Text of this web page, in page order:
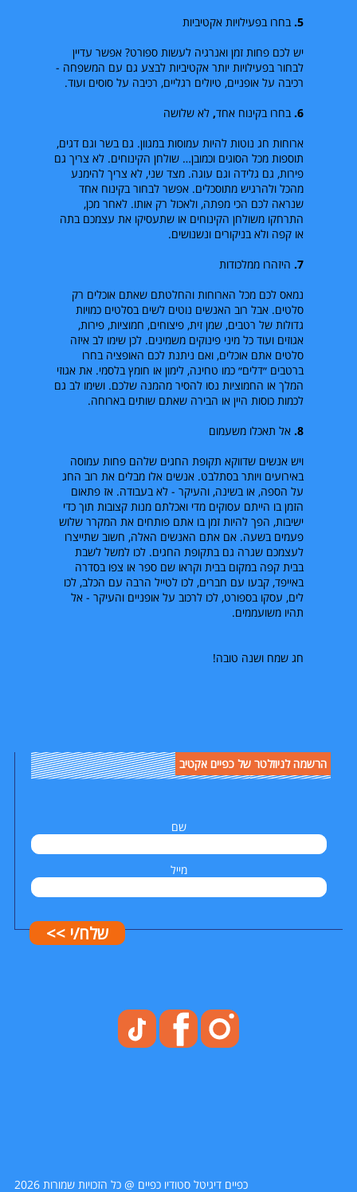
5. בחרו בפעילויות אקטיביות
יש לכם פחות זמן ואנרגיה לעשות ספורט? אפשר עדיין
לבחור בפעילויות יותר אקטיביות לבצע גם עם המשפחה -
רכיבה על אופניים, טיולים רגליים, רכיבה על סוסים ועוד.
6. בחרו בקינוח אחד,לא שלושה
ארוחות חג נוטות להיות עמוסות במגוון. גם בשר וגם דגים,
תוספות מכל הסוגים וכמובן… שולחן הקינוחים. לא צריך גם
פירות, גם גלידה וגם עוגה. מצד שני, לא צריך להימנע
מהכל ולהרגיש מתוסכלים. אפשר לבחור בקינוח אחד
שנראה לכם הכי מפתה, ולאכול רק אותו. לאחר מכן,
התרחקו משולחן הקינוחים או שתעסיקו את עצמכם בתה
או קפה ולא בניקורים ונשנושים.
7. היזהרו ממלכודות
נמאס לכם מכל הארוחות והחלטתם שאתם אוכלים רק
סלטים. אבל רוב האנשים נוטים לשים בסלטים כמויות
גדולות של רטבים, שמן זית, פיצוחים, חמוציות, פירות,
אגוזים ועוד כל מיני פינוקים משמינים. לכן שימו לב איזה
סלטים אתם אוכלים, ואם ניתנת לכם האופציה בחרו
ברטבים ״דלים״ כמו טחינה, לימון או חומץ בלסמי. את אגוזי
המלך או החמוציות נסו להסיר מהמנה שלכם. ושימו לב גם
לכמות כוסות היין או הבירה שאתם שותים בארוחה.
8. אל תאכלו משעמום
ויש אנשים שדווקא תקופת החגים שלהם פחות עמוסה
באירועים ויותר בסתלבט. אנשים אלו מבלים את רוב החג
על הספה, או בשינה, והעיקר - לא בעבודה. אז פתאום
הזמן בו הייתם עסוקים מדי ואכלתם מנות קצובות תוך כדי
ישיבות, הפך להיות זמן בו אתם פותחים את המקרר שלוש
פעמים בשעה. אם אתם האנשים האלה, חשוב שתייצרו
לעצמכם שגרה גם בתקופת החגים. לכו למשל לשבת
בבית קפה במקום בבית וקראו שם ספר או צפו בסדרה
באייפד, קבעו עם חברים, לכו לטייל הרבה עם הכלב, לכו
לים, עסקו בספורט, לכו לרכוב על אופניים והעיקר - אל
תהיו משועממים.
חג שמח ושנה טובה!
הרשמה לניוזלטר של כפיים אקטיב
שם
מייל
שלח/י >>
כפיים דיגיטל סטודיו כפיים @ כל הזכויות שמורות 2026